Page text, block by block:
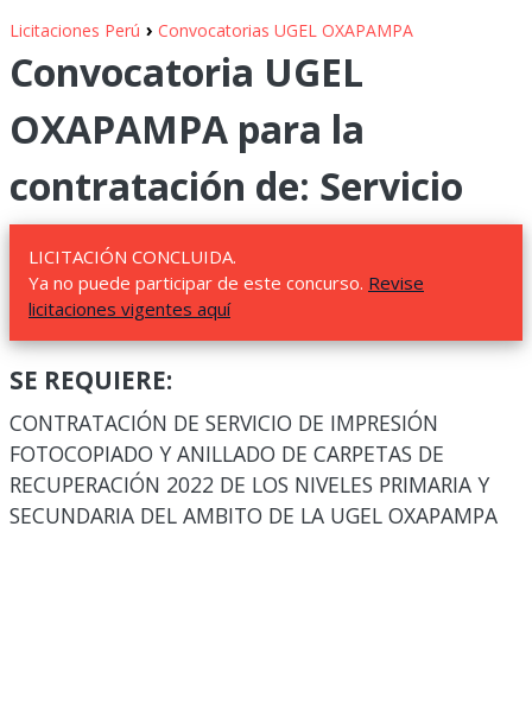
Licitaciones Perú › Convocatorias UGEL OXAPAMPA
Convocatoria UGEL
OXAPAMPA para la
contratación de: Servicio
LICITACIÓN CONCLUIDA.
Ya no puede participar de este concurso. Revise
licitaciones vigentes aquí
SE REQUIERE:
CONTRATACIÓN DE SERVICIO DE IMPRESIÓN
FOTOCOPIADO Y ANILLADO DE CARPETAS DE
RECUPERACIÓN 2022 DE LOS NIVELES PRIMARIA Y
SECUNDARIA DEL AMBITO DE LA UGEL OXAPAMPA